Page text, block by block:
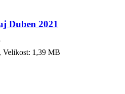
Duben 2021
Velikost: 1,39 MB